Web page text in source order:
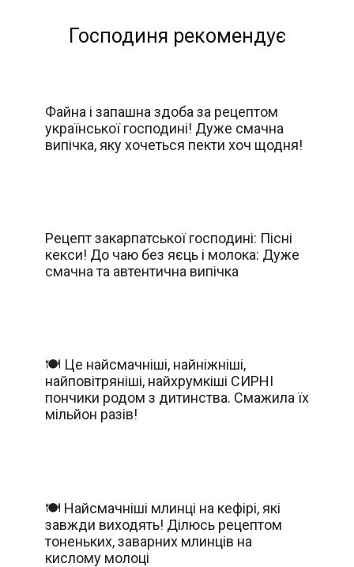
Господиня рекомендує
Файна і запашна здоба за рецептом
української господині! Дуже смачна
випічка, яку хочеться пекти хоч щодня!
Рецепт закарпатської господині: Пісні
кекси! До чаю без яєць і молока: Дуже
смачна та автентична випічка
🍽️ Це найсмачніші, найніжніші,
найповітряніші, найхрумкіші СИРНІ
пончики родом з дитинства. Смажила їх
мільйон разів!
🍽️ Найсмачніші млинці на кефірі, які
завжди виходять! Ділюсь рецептом
тоненьких, заварних млинців на
кислому молоці